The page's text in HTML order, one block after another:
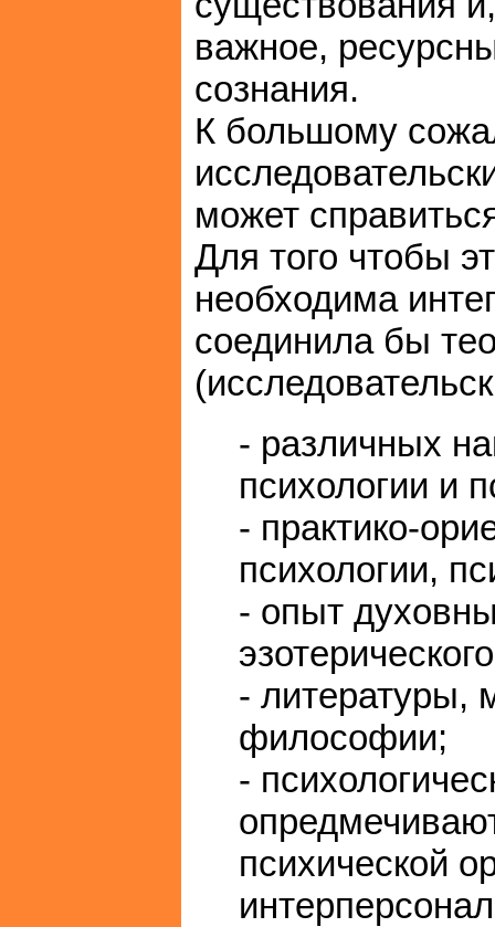
важное,
сознания.
К большому
может
Для того чтобы
необходима
соединила бы
- различных
психологии и
- практико-
психологии,
- опыт
- литературы,
философии;
-
психической